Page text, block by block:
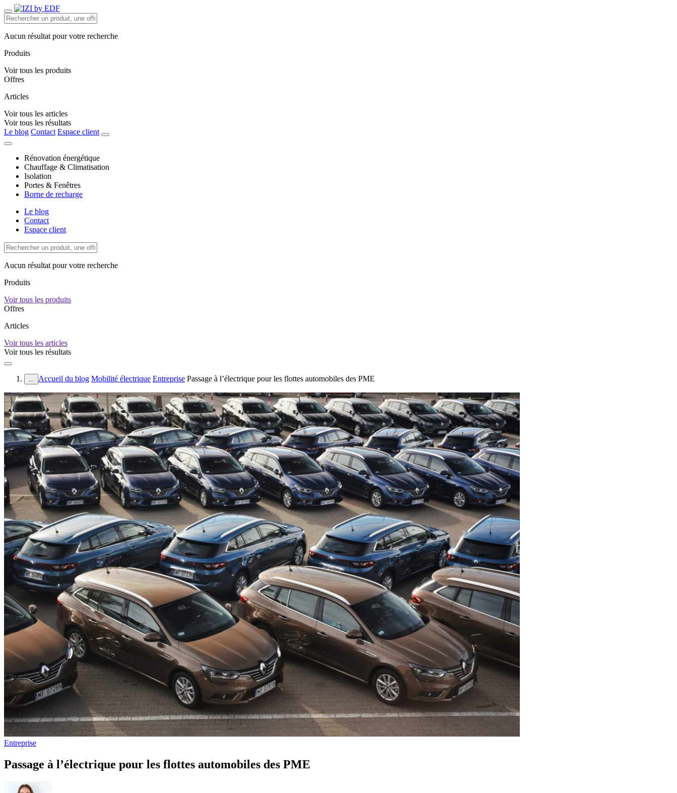
Aucun résultat pour votre recherche
Produits
Voir tous les produits
Offres
Articles
Voir tous les articles
Voir tous les résultats
Le blog Contact Espace client
Rénovation énergétique
Chauffage & Climatisation
Isolation
Portes & Fenêtres
Borne de recharge
Le blog
Contact
Espace client
Aucun résultat pour votre recherche
Produits
Voir tous les produits
Offres
Articles
Voir tous les articles
Voir tous les résultats
... Accueil du blog Mobilité électrique Entreprise Passage à l’électrique pour les flottes automobiles des PME
Entreprise
Passage à l’électrique pour les flottes automobiles des PME